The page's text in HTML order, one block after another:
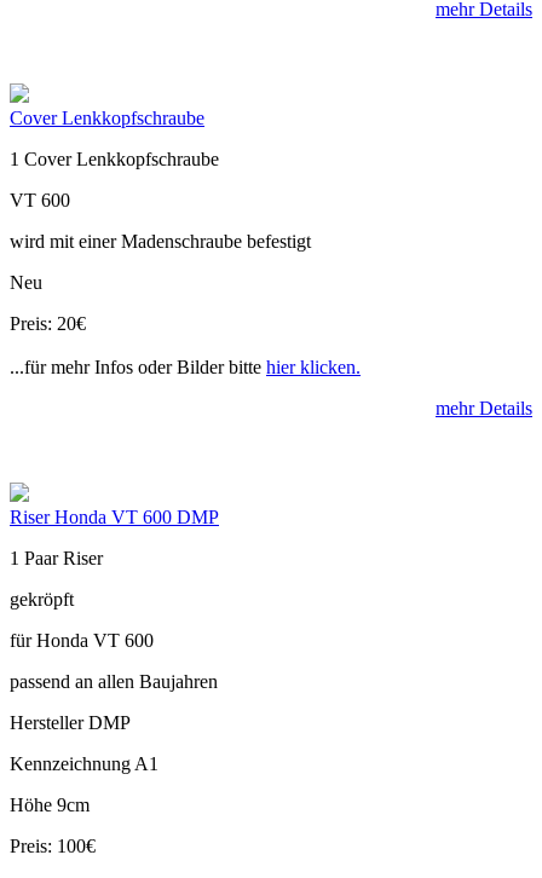
mehr Details
Cover Lenkkopfschraube
1 Cover Lenkkopfschraube
VT 600
wird mit einer Madenschraube befestigt
Neu
Preis: 20€
...für mehr Infos oder Bilder bitte hier klicken.
mehr Details
Riser Honda VT 600 DMP
1 Paar Riser
gekröpft
für Honda VT 600
passend an allen Baujahren
Hersteller DMP
Kennzeichnung A1
Höhe 9cm
Preis: 100€